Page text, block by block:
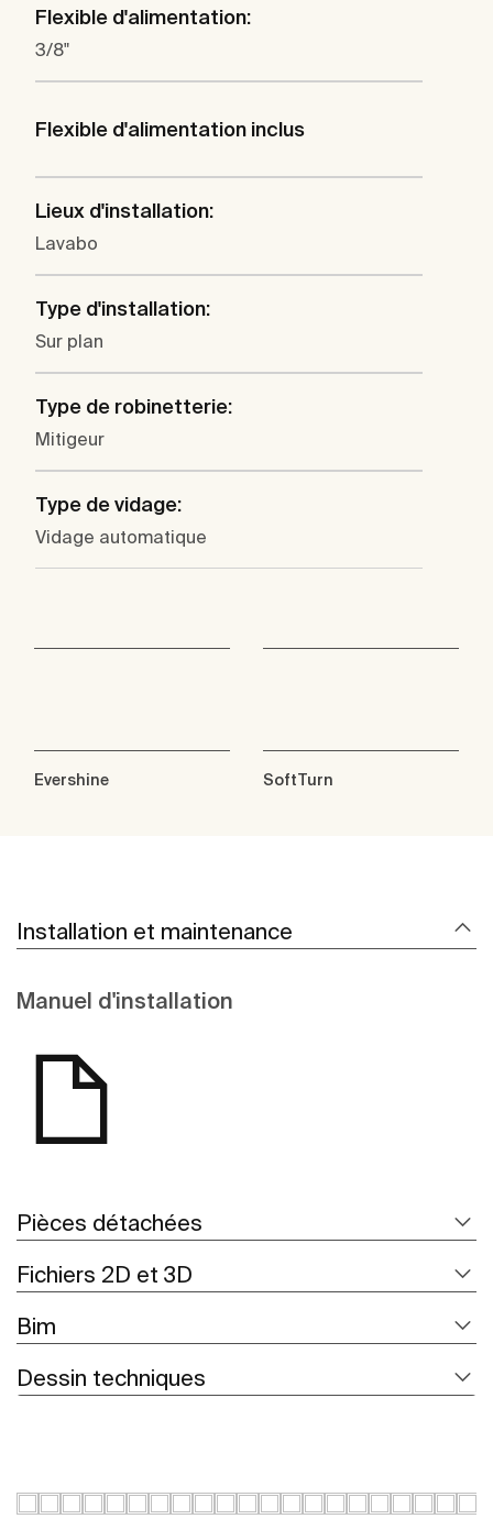
Flexible d'alimentation:
3/8"
Flexible d'alimentation inclus
Lieux d'installation:
Lavabo
Type d'installation:
Sur plan
Type de robinetterie:
Mitigeur
Type de vidage:
Vidage automatique
Evershine SoftTurn
Installation et maintenance
Manuel d'installation
Pièces détachées
Fichiers 2D et 3D
Bim
Dessin techniques